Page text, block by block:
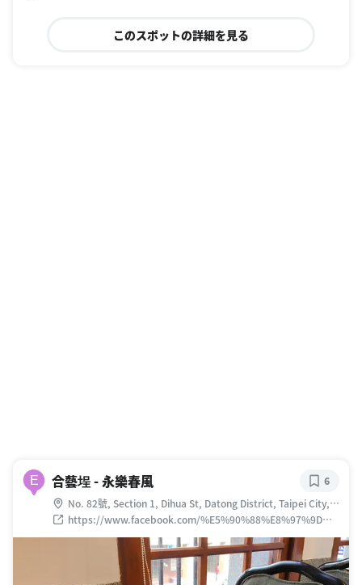
このスポットの詳細を見る
E 合藝埕 - 永樂春風
No. 82號, Section 1, Dihua St, Datong District, Taipei City,
台湾 103
https://www.facebook.com/%E5%90%88%E8%97%9D%E
5%9F%95-
%E5%B8%83%E5%B8%82%E6%83%85%E4%BA%BA%E6
%B0%B8%E6%A8%82%E6%98%A5%E9%A2%A8-
6